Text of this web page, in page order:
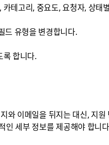
테고리, 중요도, 요청자, 상태
드 유형을 변경합니다.
록 합니다.
와 이메일을 뒤지는 대신, 지
인 세부 정보를 제공해야 합니